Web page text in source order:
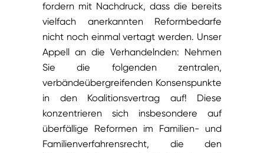
fordern mit Nachdruck, dass die bereits
vielfach anerkannten Reformbedarfe
nicht noch einmal vertagt werden. Unser
Appell an die Verhandelnden: Nehmen
Sie die folgenden zentralen,
verbändeübergreifenden Konsenspunkte
in den Koalitionsvertrag auf! Diese
konzentrieren sich insbesondere auf
überfällige Reformen im Familien- und
Familienverfahrensrecht, die den